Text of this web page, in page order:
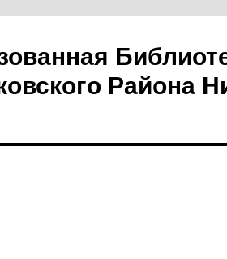
Района